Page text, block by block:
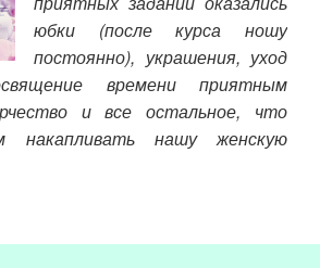
юбки (после курса ношу
постоянно), украшения, уход
времени приятным
и все остальное, что
накапливать нашу женскую